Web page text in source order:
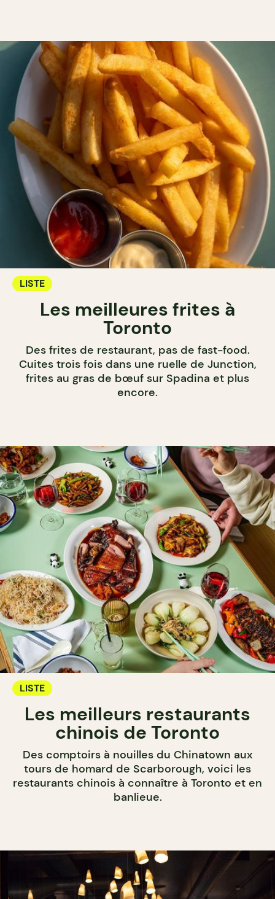
LISTE
Les meilleures frites à
Toronto
Des frites de restaurant, pas de fast-food.
Cuites trois fois dans une ruelle de Junction,
frites au gras de bœuf sur Spadina et plus
encore.
LISTE
Les meilleurs restaurants
chinois de Toronto
Des comptoirs à nouilles du Chinatown aux
tours de homard de Scarborough, voici les
restaurants chinois à connaître à Toronto et en
banlieue.